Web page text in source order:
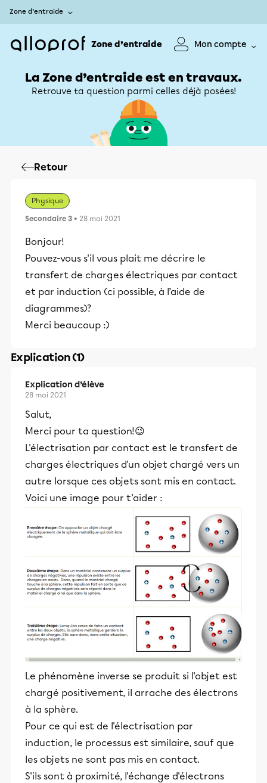
Zone d’entraide
Zone d’entraide Mon compte
La Zone d’entraide est en travaux.
Retrouve ta question parmi celles déjà posées!
Retour
Physique
Secondaire 3 • 28 mai 2021
Bonjour!
Pouvez-vous s'il vous plait me décrire le
transfert de charges électriques par contact
et par induction (ci possible, à l’aide de
diagrammes)?
Merci beaucoup :)
Explication (1)
Explication d’élève
28 mai 2021
Salut,
Merci pour ta question!😉
L'électrisation par contact est le transfert de
charges électriques d'un objet chargé vers un
autre lorsque ces objets sont mis en contact.
Voici une image pour t'aider :
Le phénomène inverse se produit si l'objet est
chargé positivement, il arrache des électrons
à la sphère.
Pour ce qui est de l'électrisation par
induction, le processus est similaire, sauf que
les objets ne sont pas mis en contact.
S'ils sont à proximité, l'échange d'électrons